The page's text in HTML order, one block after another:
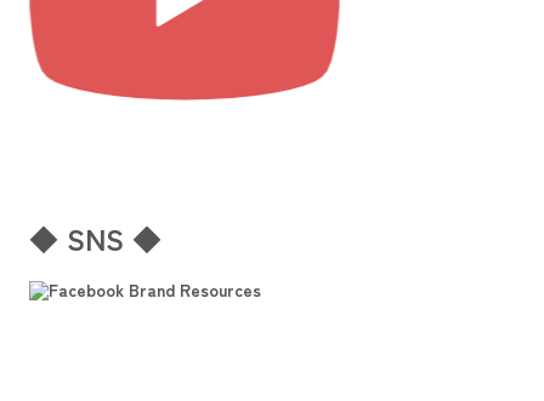
◆ SNS ◆